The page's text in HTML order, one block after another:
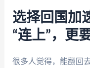
选择回国加
“连上”，更
很多人觉得，能翻回